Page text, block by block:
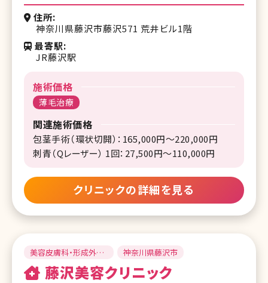
住所
神奈川県藤沢市藤沢571 荒井ビル1階
最寄駅
JR藤沢駅
施術価格
薄毛治療
関連施術価格
包茎手術（環状切開）：165,000円～220,000円
刺青（Qレーザー） 1回：27,500円～110,000円
クリニックの詳細を見る
美容皮膚科・形成外
科・美容外科
神奈川県藤沢市
藤沢美容クリニック